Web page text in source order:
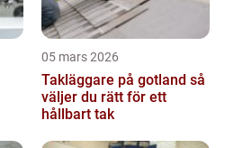
05 mars 2026
Takläggare på gotland så
väljer du rätt för ett
hållbart tak